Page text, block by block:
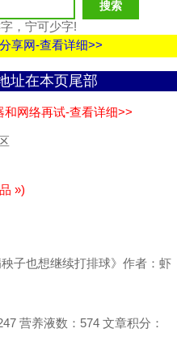
，宁可少字!
享网-查看详细>>
址在本页尾部
网络再试-查看详细>>
»)
子也想继续打排球》作者：虾
营养液数：574 文章积分：